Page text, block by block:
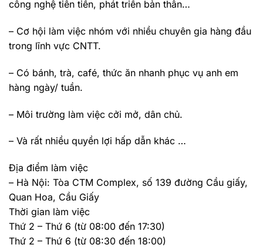
công nghệ tiên tiến, phát triển bản thân…
– Cơ hội làm việc nhóm với nhiều chuyên gia hàng đầu
trong lĩnh vực CNTT.
– Có bánh, trà, café, thức ăn nhanh phục vụ anh em
hàng ngày/ tuần.
– Môi trường làm việc cởi mở, dân chủ.
– Và rất nhiều quyền lợi hấp dẫn khác …
Địa điểm làm việc
– Hà Nội: Tòa CTM Complex, số 139 đường Cầu giấy,
Quan Hoa, Cầu Giấy
Thời gian làm việc
Thứ 2 – Thứ 6 (từ 08:00 đến 17:30)
Thứ 2 – Thứ 6 (từ 08:30 đến 18:00)